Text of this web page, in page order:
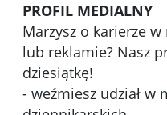
PROFIL MEDIALNY
Marzysz o karierze
lub reklamie? Nasz
dziesiątkę!
- weźmiesz udział w